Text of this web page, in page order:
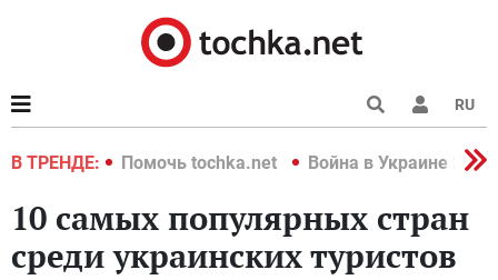
RU
В ТРЕНДЕ:
2022 Помочь tochka.net Война в Украине 2022
10 самых популярных стран
среди украинских туристов